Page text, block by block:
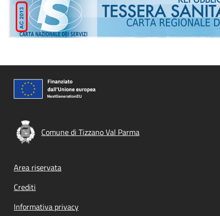
Comune di Tizzano Val Parma
Footer menu
Area riservata
Crediti
Informativa privacy